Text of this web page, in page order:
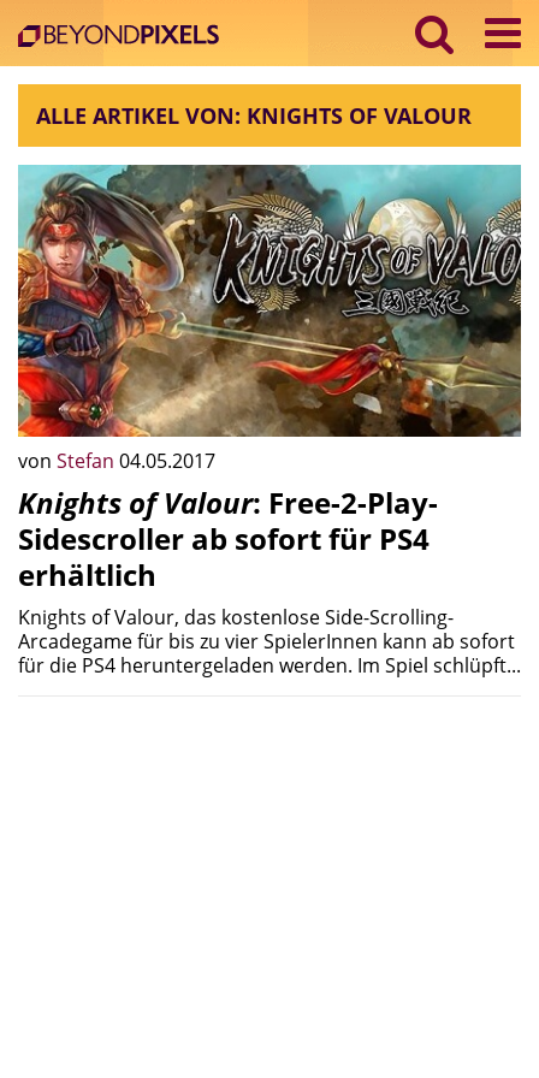
ALLE ARTIKEL VON: KNIGHTS OF VALOUR
von Stefan 04.05.2017
Knights of Valour: Free-2-Play-
Sidescroller ab sofort für PS4
erhältlich
Knights of Valour, das kostenlose Side-Scrolling-
Arcadegame für bis zu vier SpielerInnen kann ab sofort
für die PS4 heruntergeladen werden. Im Spiel schlüpft...